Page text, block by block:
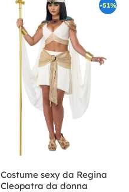
-51%
Costume sexy da Regina
Cleopatra da donna